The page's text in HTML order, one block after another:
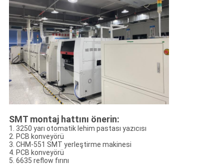
SMT montaj hattını önerin:
1. 3250 yarı otomatik lehim pastası yazıcısı
2. PCB konveyörü
3. CHM-551 SMT yerleştirme makinesi
4. PCB konveyörü
5. 6635 reflow fırını